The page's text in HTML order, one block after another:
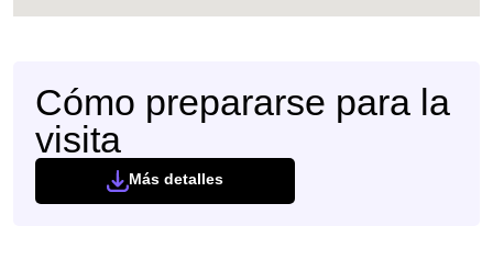
Cómo prepararse para la
visita
Más detalles